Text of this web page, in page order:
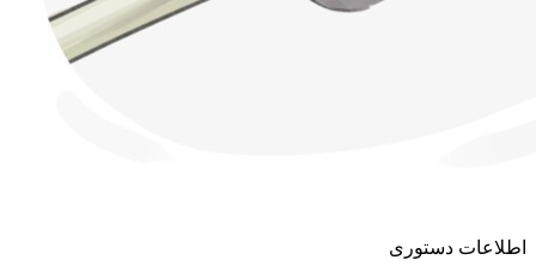
اطلاعات دستوری